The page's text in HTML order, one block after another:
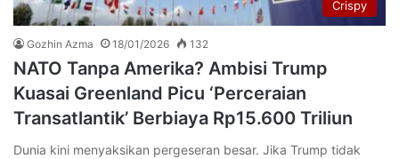
Crispy
Gozhin Azma 18/01/2026 132
NATO Tanpa Amerika? Ambisi Trump
Kuasai Greenland Picu ‘Perceraian
Transatlantik’ Berbiaya Rp15.600 Triliun
Dunia kini menyaksikan pergeseran besar. Jika Trump tidak